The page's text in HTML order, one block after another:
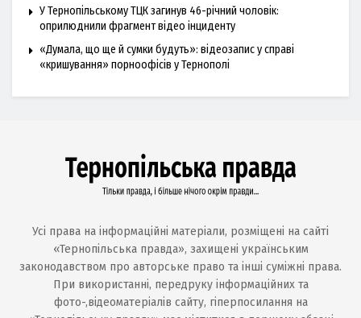
У Тернопільському ТЦК загинув 46-річний чоловік:
оприлюднили фрагмент відео інциденту
«Думала, що ще й сумки будуть»: відеозапис у справі
«кришування» порноофісів у Тернополі
Усі права на інформаційні матеріали, розміщені на сайті
«Тернопільська правда», захищені українським
законодавством про авторське право та інші суміжні права.
При використанні, передруку інформаційних та
фото-,відеоматеріалів сайту, гіперпосилання на